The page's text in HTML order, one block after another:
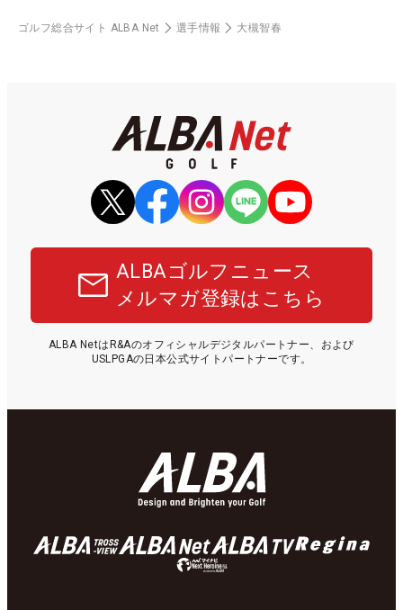
ゴルフ総合サイト ALBA Net 選手情報 大槻智春
ALBAゴルフニュース
メルマガ登録はこちら
ALBA NetはR&Aのオフィシャルデジタルパートナー、および
USLPGAの日本公式サイトパートナーです。